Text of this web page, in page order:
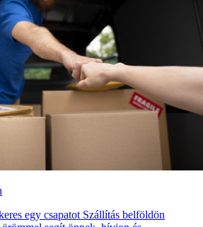
egy csapatot Szállítás belföldön